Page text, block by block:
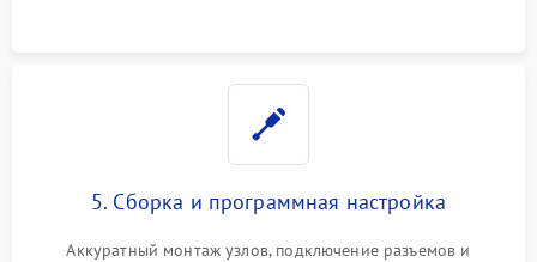
5. Сборка и программная настройка
Аккуратный монтаж узлов, подключение разъемов и